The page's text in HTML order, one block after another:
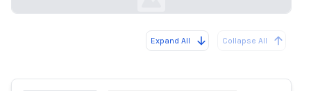
Expand All Collapse All